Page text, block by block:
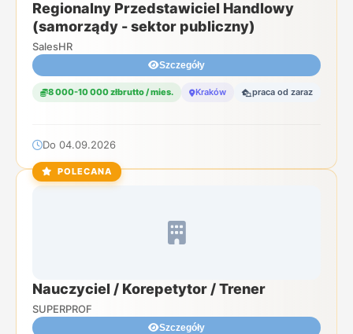
Regionalny Przedstawiciel Handlowy
(samorządy - sektor publiczny)
SalesHR
Szczegóły
8 000-10 000 złbrutto / mies. Kraków praca od zaraz
Do 04.09.2026
POLECANA
Nauczyciel / Korepetytor / Trener
SUPERPROF
Szczegóły